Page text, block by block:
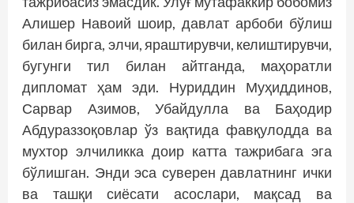
Алишер Навоий шоир, давлат арбоби бўлиш
билан бирга, элчи, яраштирувчи, келиштирувчи,
бугунги тил билан айтганда, маҳоратли
дипломат ҳам эди. Нуриддин Муҳиддинов,
Сарвар Азимов, Убайдулла ва Баҳодир
Абдураззоқовлар ўз вақтида фавқулодда ва
мухтор элчиликка доир катта тажрибага эга
бўлишган. Энди эса суверен давлатнинг ички
ва ташқи сиёсати асослари, мақсад ва